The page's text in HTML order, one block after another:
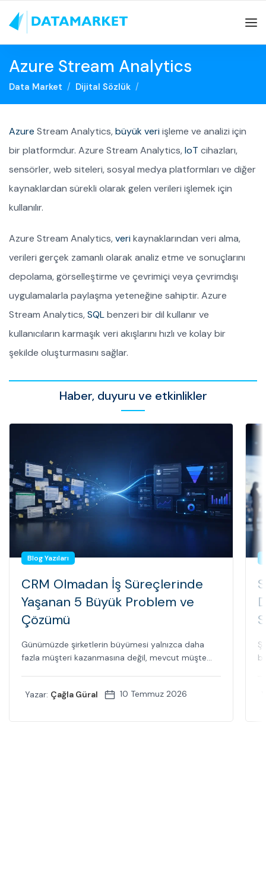
Azure Stream Analytics
Data Market Dijital Sözlük
Azure Stream Analytics,büyük veriişleme ve analizi için
bir platformdur. Azure Stream Analytics,IoT cihazları,
sensörler, web siteleri, sosyal medya platformları ve diğer
kaynaklardan sürekli olarak gelen verileri işlemek için
kullanılır.
Azure Stream Analytics,verikaynaklarından veri alma,
verileri gerçek zamanlı olarak analiz etme ve sonuçlarını
depolama, görselleştirme ve çevrimiçi veya çevrimdışı
uygulamalarla paylaşma yeteneğine sahiptir. Azure
Stream Analytics,SQLbenzeri bir dil kullanır ve
kullanıcıların karmaşık veri akışlarını hızlı ve kolay bir
şekilde oluşturmasını sağlar.
Haber, duyuru ve etkinlikler
Blog Yazıları
CRM Olmadan İş Süreçlerinde
Yaşanan 5 Büyük Problem ve
Çözümü
Günümüzde şirketlerin büyümesi yalnızca daha
fazla müşteri kazanmasına değil, mevcut müşte...
Yazar: Çağla Güral 10 Temmuz 2026